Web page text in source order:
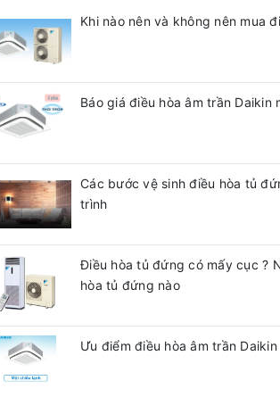
Khi nào nên và không nên mua
Báo giá điều hòa âm trần Daikin
Các bước vệ sinh điều hòa tủ
trình
Điều hòa tủ đứng có mấy cục ?
hòa tủ đứng nào
Ưu điểm điều hòa âm trần Daikin